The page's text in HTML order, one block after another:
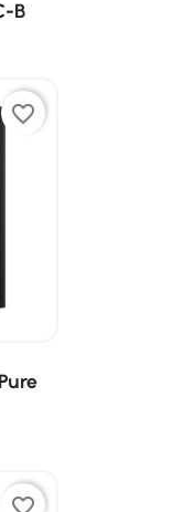
B
favorite_border